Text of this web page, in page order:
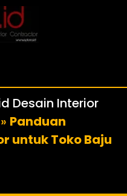
Desain Interior
» Panduan
untuk Toko Baju